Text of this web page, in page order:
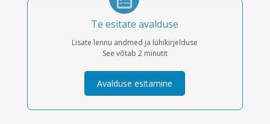
Te esitate avalduse
Lisate lennu andmed ja lühikirjelduse
See võtab 2 minutit
Avalduse esitamine